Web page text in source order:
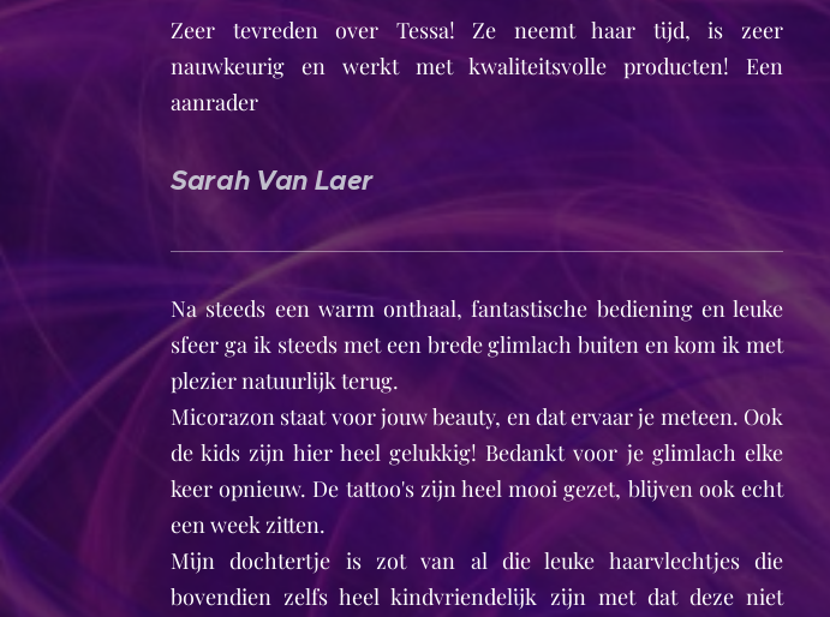
Zeer tevreden over Tessa! Ze neemt haar tijd, is zeer
nauwkeurig en werkt met kwaliteitsvolle producten! Een
aanrader
Sarah Van Laer
Na steeds een warm onthaal, fantastische bediening en leuke
sfeer ga ik steeds met een brede glimlach buiten en kom ik met
plezier natuurlijk terug.
Micorazon staat voor jouw beauty, en dat ervaar je meteen. Ook
de kids zijn hier heel gelukkig! Bedankt voor je glimlach elke
keer opnieuw. De tattoo's zijn heel mooi gezet, blijven ook echt
een week zitten.
Mijn dochtertje is zot van al die leuke haarvlechtjes die
bovendien zelfs heel kindvriendelijk zijn met dat deze niet